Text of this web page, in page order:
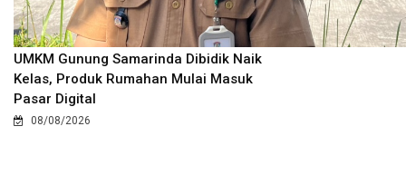
UMKM Gunung Samarinda Dibidik Naik
Kelas, Produk Rumahan Mulai Masuk
Pasar Digital
08/08/2026